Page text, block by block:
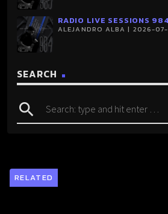
RADIO LIVE SESSIONS 984
ALEJANDRO ALBA | 2026-07-
SEARCH
search
RELATED